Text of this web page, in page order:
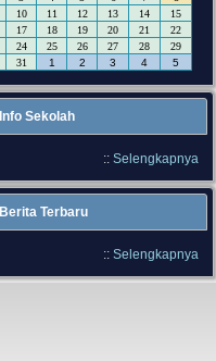
10 11 12 13 14
15
17 18 19 20 21
22
24 25 26 27 28
29
31 1 2 3 4 5
Info Sekolah
:: Selengkapnya
Berita Terbaru
:: Selengkapnya